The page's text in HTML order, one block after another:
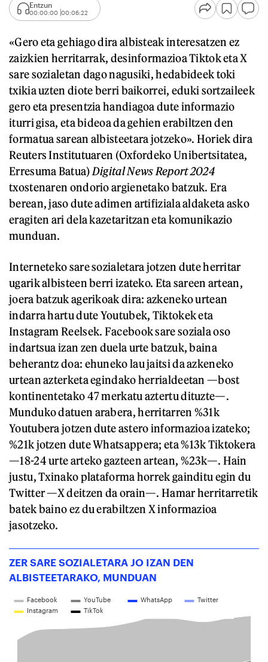
Entzun
00:00:00 00:06:22
«Gero eta gehiago dira albisteak interesatzen ez
zaizkien herritarrak, desinformazioa Tiktok eta X
sare sozialetan dago nagusiki, hedabideek toki
txikia uzten diote berri baikorrei, eduki sortzaileek
gero eta presentzia handiagoa dute informazio
iturri gisa, eta bideoa da gehien erabiltzen den
formatua sarean albisteetara jotzeko». Horiek dira
Reuters Institutuaren (Oxfordeko Unibertsitatea,
Erresuma Batua) Digital News Report 2024
txostenaren ondorio argienetako batzuk. Era
berean, jaso dute adimen artifiziala aldaketa asko
eragiten ari dela kazetaritzan eta komunikazio
munduan.
Interneteko sare sozialetara jotzen dute herritar
ugarik albisteen berri izateko. Eta sareen artean,
joera batzuk agerikoak dira: azkeneko urtean
indarra hartu dute Youtubek, Tiktokek eta
Instagram Reelsek. Facebook sare soziala oso
indartsua izan zen duela urte batzuk, baina
beherantz doa: ehuneko lau jaitsi da azkeneko
urtean azterketa egindako herrialdeetan —bost
kontinentetako 47 merkatu aztertu dituzte—.
Munduko datuen arabera, herritarren %31k
Youtubera jotzen dute astero informazioa izateko;
%21k jotzen dute Whatsappera; eta %13k Tiktokera
—18-24 urte arteko gazteen artean, %23k—. Hain
justu, Txinako plataforma horrek gainditu egin du
Twitter —X deitzen da orain—. Hamar herritarretik
batek baino ez du erabiltzen X informazioa
jasotzeko.